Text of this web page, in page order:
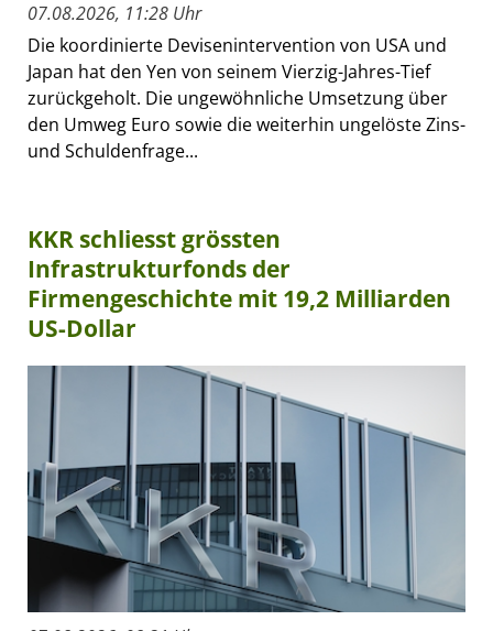
07.08.2026, 11:28 Uhr
Die koordinierte Devisenintervention von USA und
Japan hat den Yen von seinem Vierzig-Jahres-Tief
zurückgeholt. Die ungewöhnliche Umsetzung über
den Umweg Euro sowie die weiterhin ungelöste Zins-
und Schuldenfrage...
KKR schliesst grössten
Infrastrukturfonds der
Firmengeschichte mit 19,2 Milliarden
US-Dollar